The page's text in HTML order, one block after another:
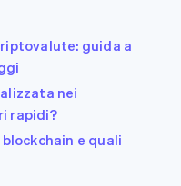
guida a
nei
rapidi?
e quali